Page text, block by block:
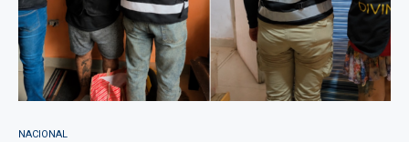
NACIONAL